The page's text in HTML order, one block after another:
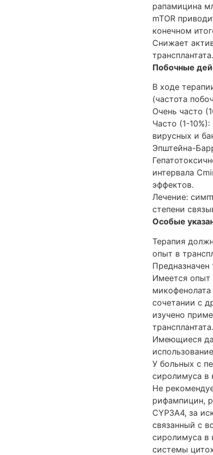
рапамицина
mTOR
конечном
Снижает
трансплантата.
Побочные
В ходе
(частота
Очень часто
Часто (1-
вирусных и
Эпштейна-
интервала
эффектов.
Лечение:
степени
Особые
Терапия
опыт в
Предназначен
Имеется опыт
сочетании с
изучено
трансплантата.
Имеющиеся
У больных с
сиролимуса в
Не
рифампицин,
CYP3A4, за
связанный с
сиролимуса в
системы